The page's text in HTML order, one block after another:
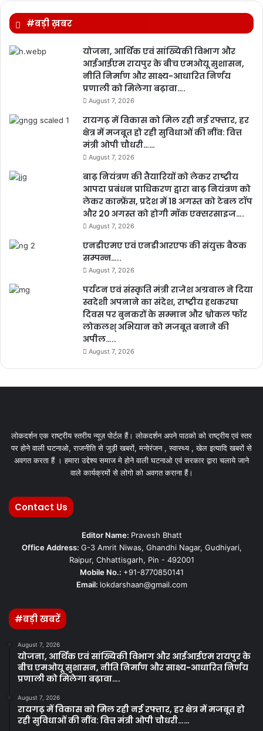
#बड़ी ख़बर
योजना, आर्थिक एवं सांख्यिकी विभाग और
आईआईएम रायपुर के बीच एमओयू सुशासन,
नीति निर्माण और साक्ष्य-आधारित निर्णय
प्रणाली को मिलेगा बढ़ावा….
August 7, 2026
रायगढ़ में विकास को मिल रही नई रफ्तार, हर
क्षेत्र में मजबूत हो रही सुविधाओं की नींव: वित्त
मंत्री ओपी चौधरी……
August 7, 2026
बाढ़ नियंत्रण की तैयारियों को लेकर राष्ट्रीय
आपदा प्रबंधन प्राधिकरण द्वारा बाढ़ नियंत्रण को
लेकर कान्फ्रेंस, प्रदेश में 18 अगस्त को टेबल टॉप
और 20 अगस्त को होगी मॉक एक्सरसाइज….
August 7, 2026
एनडीएमए एवं एनडीआरएफ की संयुक्त बैठक
सम्पन्न…..
August 7, 2026
पर्यटन एवं संस्कृति मंत्री राजेश अग्रवाल ने दिया
स्वदेशी अपनाने का संदेश, राष्ट्रीय हथकरघा
दिवस पर बुनकरों के सम्मान और श्वोकल फॉर
लोकलश् अभियान को मजबूत बनाने की
अपील…..
August 7, 2026
लोकदर्शन एक राष्ट्रीय स्तरीय न्यूज़ पोर्टल हैं। लोकदर्शन अपने पाठको को राष्ट्रीय एवं स्तर
पर होने वाली घटनाओ, राजनीति से जुड़ी खबरों, मनोरंजन , स्वास्थ्य , खेल इत्यादि खबरों से
अवगत करता हैं । हमारा उद्देश्य समाज मे होने वाली घटनाओ एवं सरकार द्वारा चलाये जाने
वाले कार्यक्रमों से लोगो को अवगत कराना हैं।
Contact Us
Editor Name: Pravesh Bhatt
Office Address: G-3 Amrit Niwas, Ghandhi Nagar, Gudhiyari,
Raipur, Chhattisgarh, Pin - 492001
Mobile No.: +91-8770850141
Email: lokdarshaan@gmail.com
#बड़ी खबरें
August 7, 2026
योजना, आर्थिक एवं सांख्यिकी विभाग और आईआईएम रायपुर के
बीच एमओयू सुशासन, नीति निर्माण और साक्ष्य-आधारित निर्णय
प्रणाली को मिलेगा बढ़ावा….
August 7, 2026
रायगढ़ में विकास को मिल रही नई रफ्तार, हर क्षेत्र में मजबूत हो
रही सुविधाओं की नींव: वित्त मंत्री ओपी चौधरी……